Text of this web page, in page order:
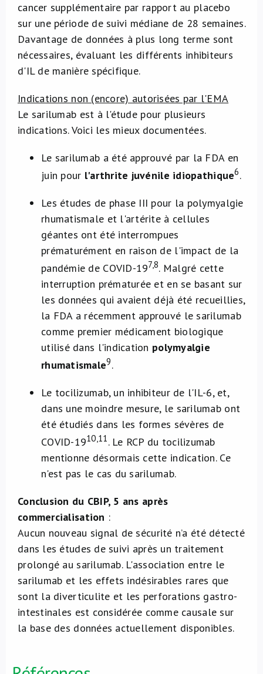
cancer supplémentaire par rapport au placebo
sur une période de suivi médiane de 28 semaines.
Davantage de données à plus long terme sont
nécessaires, évaluant les différents inhibiteurs
d'IL de manière spécifique.
Indications non (encore) autorisées par l'EMA
Le sarilumab est à l'étude pour plusieurs
indications. Voici les mieux documentées.
Le sarilumab a été approuvé par la FDA en
juin pour l'arthrite juvénile idiopathique6.
Les études de phase III pour la polymyalgie
rhumatismale et l'artérite à cellules
géantes ont été interrompues
prématurément en raison de l'impact de la
pandémie de COVID-197,8. Malgré cette
interruption prématurée et en se basant sur
les données qui avaient déjà été recueillies,
la FDA a récemment approuvé le sarilumab
comme premier médicament biologique
utilisé dans l'indication polymyalgie
rhumatismale9.
Le tocilizumab, un inhibiteur de l'IL-6, et,
dans une moindre mesure, le sarilumab ont
été étudiés dans les formes sévères de
COVID-1910,11. Le RCP du tocilizumab
mentionne désormais cette indication. Ce
n'est pas le cas du sarilumab.
Conclusion du CBIP, 5 ans après
commercialisation :
Aucun nouveau signal de sécurité n’a été détecté
dans les études de suivi après un traitement
prolongé au sarilumab. L'association entre le
sarilumab et les effets indésirables rares que
sont la diverticulite et les perforations gastro-
intestinales est considérée comme causale sur
la base des données actuellement disponibles.